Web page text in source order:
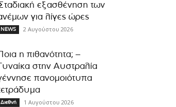
εξασθένηση των
για λίγες ώρες
NEWS 2 Αυγούστου 2026
η πιθανότητα; –
στην Αυστραλία
πανομοιότυπα
Διεθνή 1 Αυγούστου 2026